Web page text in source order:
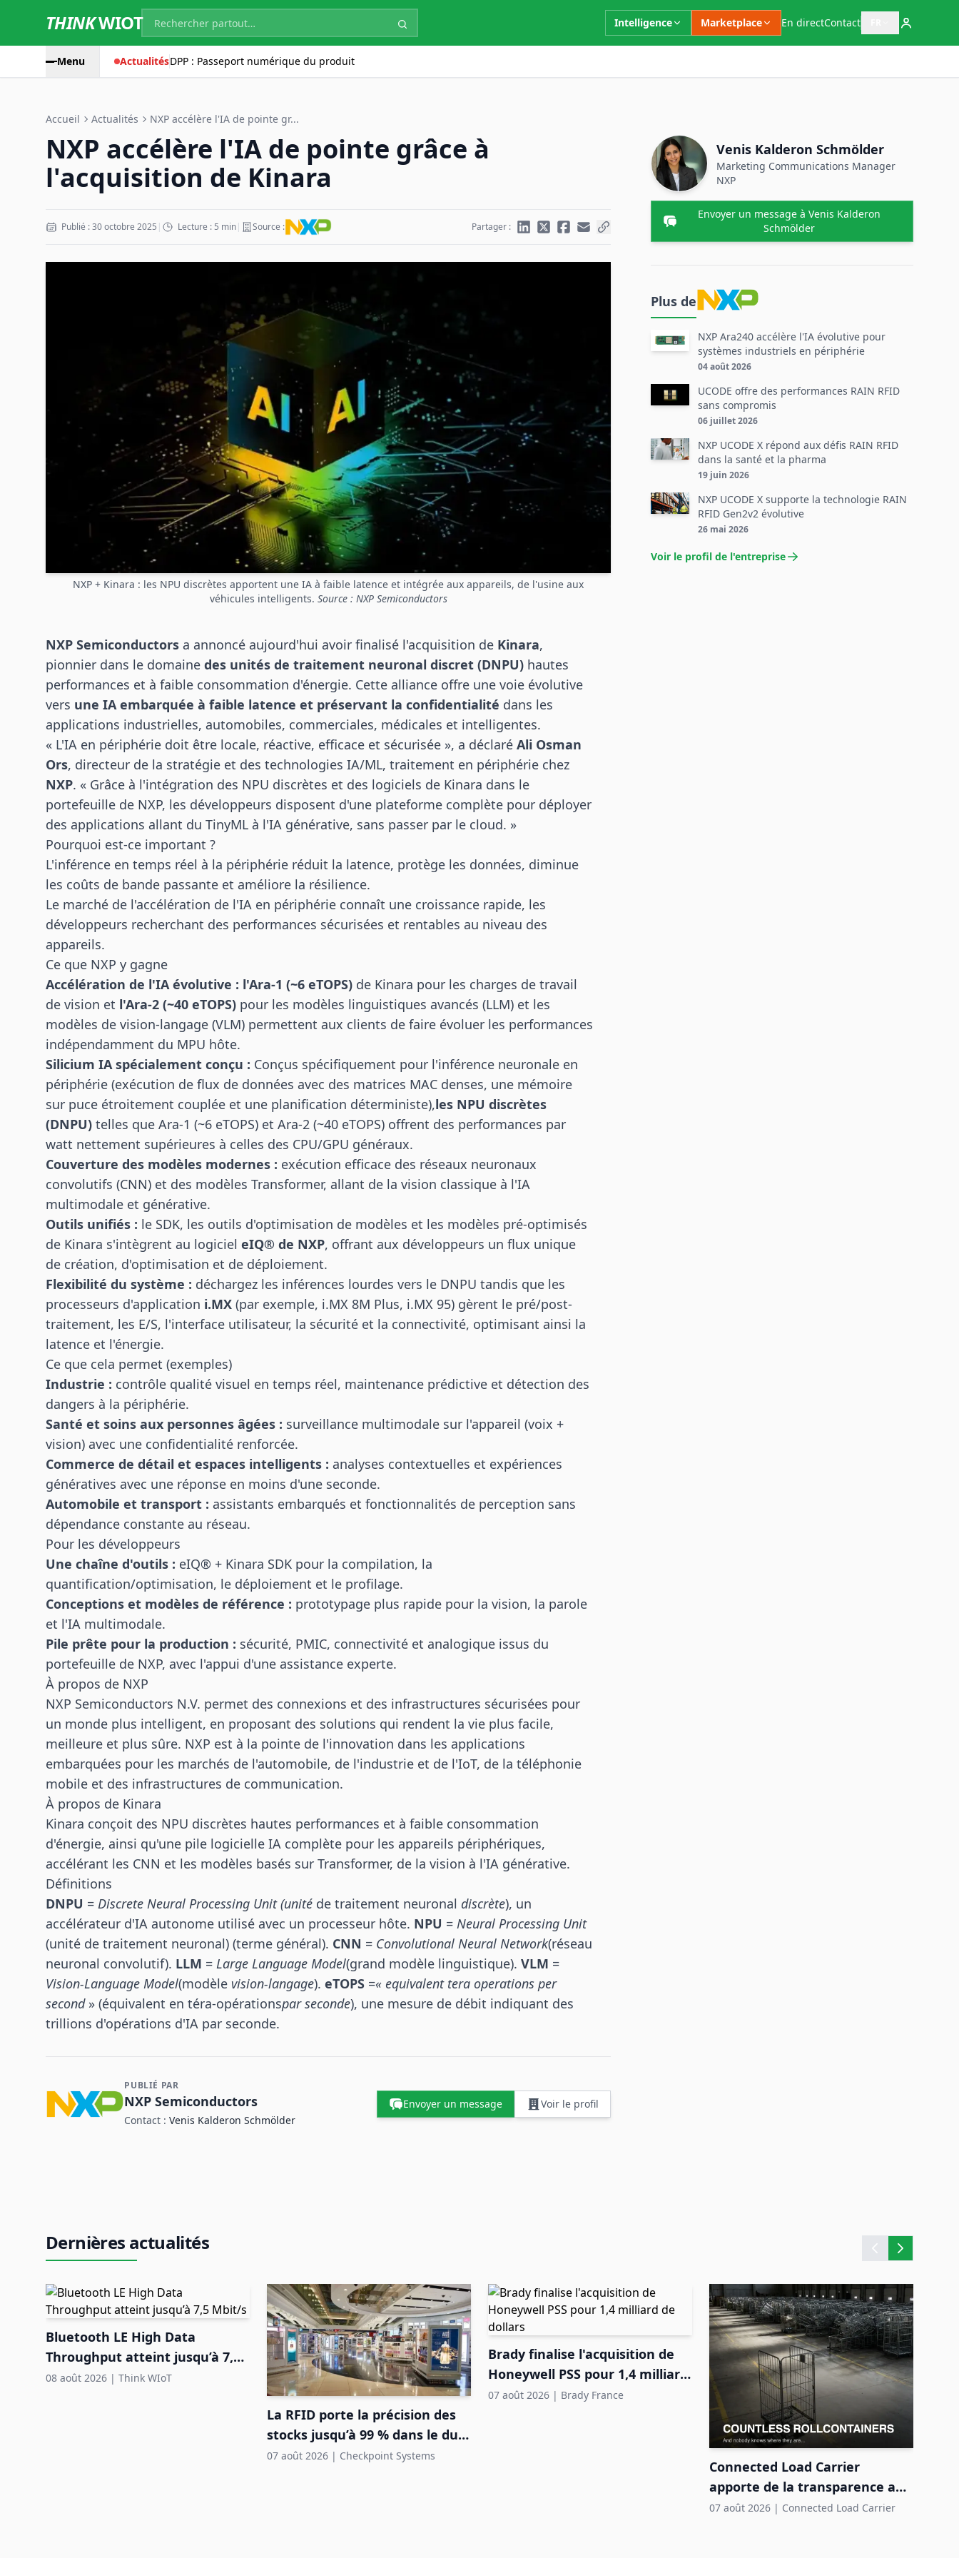
THINKWIOT Intelligence Marketplace En directContact Ouvrir le sélecteur
Menu ActualitésDPP : Passeport numérique du produit
Accueil Actualités NXP accélère l'IA de pointe gr...
NXP accélère l'IA de pointe grâce à
l'acquisition de Kinara
Publié : 30 octobre 2025 | Lecture : 5 min| Source : Partager :
NXP + Kinara : les NPU discrètes apportent une IA à faible latence et intégrée aux appareils, de l'usine aux
véhicules intelligents. Source : NXP Semiconductors
NXP Semiconductors a annoncé aujourd'hui avoir finalisé l'acquisition de Kinara,
pionnier dans le domaine des unités de traitement neuronal discret (DNPU) hautes
performances et à faible consommation d'énergie. Cette alliance offre une voie évolutive
vers une IA embarquée à faible latence et préservant la confidentialité dans les
applications industrielles, automobiles, commerciales, médicales et intelligentes.
« L'IA en périphérie doit être locale, réactive, efficace et sécurisée », a déclaré Ali Osman
Ors, directeur de la stratégie et des technologies IA/ML, traitement en périphérie chez
NXP. « Grâce à l'intégration des NPU discrètes et des logiciels de Kinara dans le
portefeuille de NXP, les développeurs disposent d'une plateforme complète pour déployer
des applications allant du TinyML à l'IA générative, sans passer par le cloud. »
Pourquoi est-ce important ?
L'inférence en temps réel à la périphérie réduit la latence, protège les données, diminue
les coûts de bande passante et améliore la résilience.
Le marché de l'accélération de l'IA en périphérie connaît une croissance rapide, les
développeurs recherchant des performances sécurisées et rentables au niveau des
appareils.
Ce que NXP y gagne
Accélération de l'IA évolutive : l'Ara-1 (~6 eTOPS) de Kinara pour les charges de travail
de vision et l'Ara-2 (~40 eTOPS) pour les modèles linguistiques avancés (LLM) et les
modèles de vision-langage (VLM) permettent aux clients de faire évoluer les performances
indépendamment du MPU hôte.
Silicium IA spécialement conçu : Conçus spécifiquement pour l'inférence neuronale en
périphérie (exécution de flux de données avec des matrices MAC denses, une mémoire
sur puce étroitement couplée et une planification déterministe),les NPU discrètes
(DNPU) telles que Ara-1 (~6 eTOPS) et Ara-2 (~40 eTOPS) offrent des performances par
watt nettement supérieures à celles des CPU/GPU généraux.
Couverture des modèles modernes : exécution efficace des réseaux neuronaux
convolutifs (CNN) et des modèles Transformer, allant de la vision classique à l'IA
multimodale et générative.
Outils unifiés : le SDK, les outils d'optimisation de modèles et les modèles pré-optimisés
de Kinara s'intègrent au logiciel eIQ® de NXP, offrant aux développeurs un flux unique
de création, d'optimisation et de déploiement.
Flexibilité du système : déchargez les inférences lourdes vers le DNPU tandis que les
processeurs d'application i.MX (par exemple, i.MX 8M Plus, i.MX 95) gèrent le pré/post-
traitement, les E/S, l'interface utilisateur, la sécurité et la connectivité, optimisant ainsi la
latence et l'énergie.
Ce que cela permet (exemples)
Industrie : contrôle qualité visuel en temps réel, maintenance prédictive et détection des
dangers à la périphérie.
Santé et soins aux personnes âgées : surveillance multimodale sur l'appareil (voix +
vision) avec une confidentialité renforcée.
Commerce de détail et espaces intelligents : analyses contextuelles et expériences
génératives avec une réponse en moins d'une seconde.
Automobile et transport : assistants embarqués et fonctionnalités de perception sans
dépendance constante au réseau.
Pour les développeurs
Une chaîne d'outils : eIQ® + Kinara SDK pour la compilation, la
quantification/optimisation, le déploiement et le profilage.
Conceptions et modèles de référence : prototypage plus rapide pour la vision, la parole
et l'IA multimodale.
Pile prête pour la production : sécurité, PMIC, connectivité et analogique issus du
portefeuille de NXP, avec l'appui d'une assistance experte.
À propos de NXP
NXP Semiconductors N.V. permet des connexions et des infrastructures sécurisées pour
un monde plus intelligent, en proposant des solutions qui rendent la vie plus facile,
meilleure et plus sûre. NXP est à la pointe de l'innovation dans les applications
embarquées pour les marchés de l'automobile, de l'industrie et de l'IoT, de la téléphonie
mobile et des infrastructures de communication.
À propos de Kinara
Kinara conçoit des NPU discrètes hautes performances et à faible consommation
d'énergie, ainsi qu'une pile logicielle IA complète pour les appareils périphériques,
accélérant les CNN et les modèles basés sur Transformer, de la vision à l'IA générative.
Définitions
DNPU = Discrete Neural Processing Unit (unité de traitement neuronal discrète), un
accélérateur d'IA autonome utilisé avec un processeur hôte. NPU = Neural Processing Unit
(unité de traitement neuronal) (terme général). CNN = Convolutional Neural Network(réseau
neuronal convolutif). LLM = Large Language Model(grand modèle linguistique). VLM =
Vision-Language Model(modèle vision-langage). eTOPS =« equivalent tera operations per
second» (équivalent en téra-opérationspar seconde), une mesure de débit indiquant des
trillions d'opérations d'IA par seconde.
Contact et informations sur l'entreprise
PUBLIÉ PAR
NXP Semiconductors
Contact :Venis Kalderon Schmölder
Envoyer un message Voir le profil
Informations complémentaires
Personne à contacter
Nom
Venis Kalderon Schmölder
Poste
Marketing Communications Manager
NXP
Envoyer un message à Venis Kalderon
Schmölder
Plus de
NXP Ara240 accélère l'IA évolutive pour
systèmes industriels en périphérie
04 août 2026
UCODE offre des performances RAIN RFID
sans compromis
06 juillet 2026
NXP UCODE X répond aux défis RAIN RFID
dans la santé et la pharma
19 juin 2026
NXP UCODE X supporte la technologie RAIN
RFID Gen2v2 évolutive
26 mai 2026
Voir le profil de l'entreprise
Dernières actualités
Bluetooth LE High Data
Throughput atteint jusqu’à 7,5
Mbit/s
08 août 2026 | Think WIoT
La RFID porte la précision des
stocks jusqu’à 99 % dans le duty
free aéroportuaire
07 août 2026 | Checkpoint Systems
Brady finalise l'acquisition de
Honeywell PSS pour 1,4 milliard
de dollars
07 août 2026 | Brady France
Connected Load Carrier
apporte de la transparence aux
pools de roll-conteneurs
07 août 2026 | Connected Load Carrier